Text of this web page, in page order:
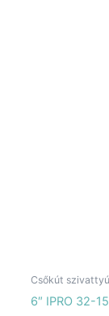
Csőkút
6″ IPRO 32-